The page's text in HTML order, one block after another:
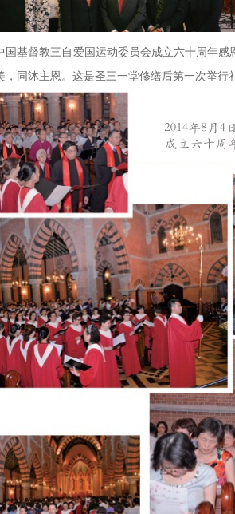
国基督教三自爱国运动委员会成立六十周年
，同沐主恩。这是圣三一堂修缮后第一次举行